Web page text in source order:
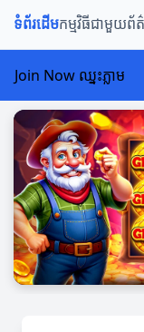
ទំព័រដើមកម្មវិធីជាមួយព័
Join Now ឈ្នះភ្លាម